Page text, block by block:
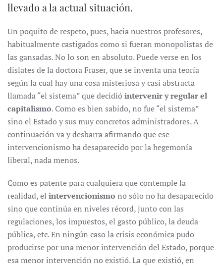
llevado a la actual situación.
Un poquito de respeto, pues, hacia nuestros profesores,
habitualmente castigados como si fueran monopolistas de
las gansadas. No lo son en absoluto. Puede verse en los
dislates de la doctora Fraser, que se inventa una teoría
según la cual hay una cosa misteriosa y casi abstracta
llamada “el sistema” que decidió intervenir y regular el
capitalismo. Como es bien sabido, no fue “el sistema”
sino el Estado y sus muy concretos administradores. A
continuación va y desbarra afirmando que ese
intervencionismo ha desaparecido por la hegemonía
liberal, nada menos.
Como es patente para cualquiera que contemple la
realidad, el intervencionismo no sólo no ha desaparecido
sino que continúa en niveles récord, junto con las
regulaciones, los impuestos, el gasto público, la deuda
pública, etc. En ningún caso la crisis económica pudo
producirse por una menor intervención del Estado, porque
esa menor intervención no existió. La que existió, en